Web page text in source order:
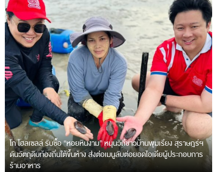
โก โฮลเซลล์ รับซื้อ “หอยหินงาม” หนุนวิถีชาวบ้านพุมเรียง สุราษฎร์ฯ
ดันวัตถุดิบท้องถิ่นใต้ขึ้นห้าง ส่งต่อเมนูลับต่อยอดไอเดียผู้ประกอบการ
ร้านอาหาร